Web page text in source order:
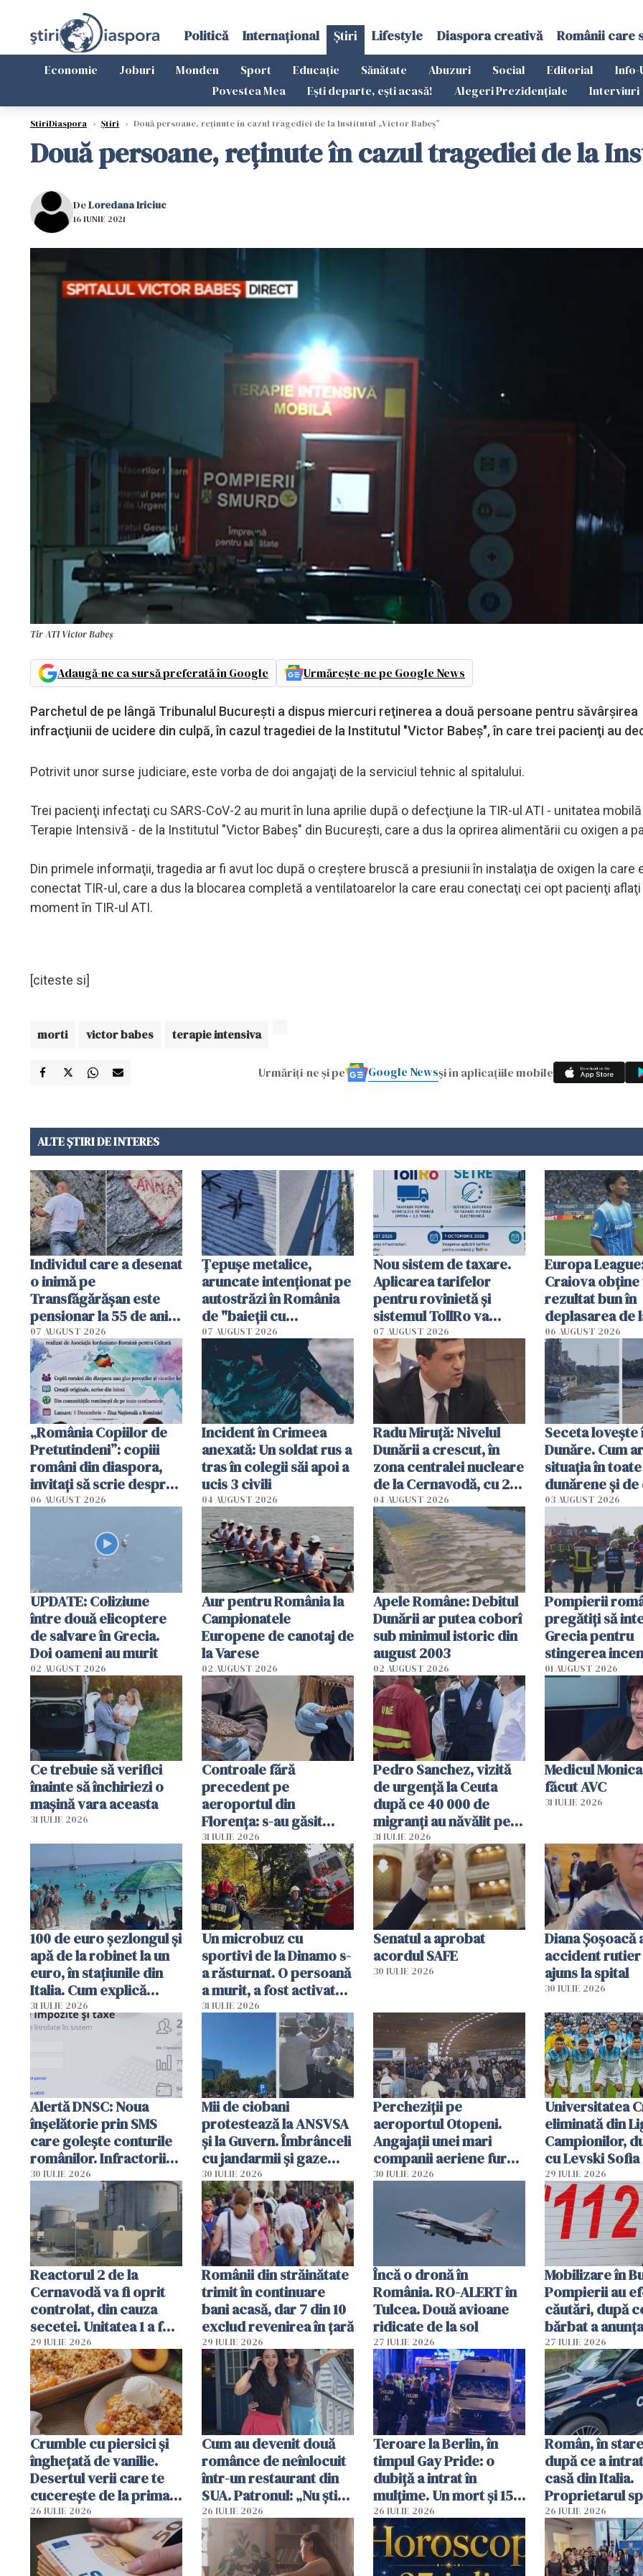
Politică Internațional Știri Lifestyle Diaspora creativă Românii care
Economie Joburi Monden Sport Educație Sănătate Abuzuri Social Editorial Info-
Povestea Mea
Ești departe, ești acasă! Alegeri Prezidențiale Interviuri
StiriDiaspora › Știri › Două persoane, reţinute în cazul tragediei de la Institutul „Victor Babeş”
Două persoane, reţinute în cazul tragediei de la
DeLoredana Iriciuc
16 IUNIE 2021
Tir ATI Victor Babeș
Adaugă-ne ca sursă preferată în Google Urmărește-ne pe Google News
Parchetul de pe lângă Tribunalul Bucureşti a dispus miercuri reţinerea a două persoane pentru săvârşirea
infracţiunii de ucidere din culpă, în cazul tragediei de la Institutul "Victor Babeş", în care trei pacienţi au
Potrivit unor surse judiciare, este vorba de doi angajaţi de la serviciul tehnic al spitalului.
Trei pacienţi infectaţi cu SARS-CoV-2 au murit în luna aprilie după o defecţiune la TIR-ul ATI - unitatea
Terapie Intensivă - de la Institutul "Victor Babeş" din Bucureşti, care a dus la oprirea alimentării cu oxigen a
Din primele informaţii, tragedia ar fi avut loc după o creştere bruscă a presiunii în instalaţia de oxigen la care
conectat TIR-ul, care a dus la blocarea completă a ventilatoarelor la care erau conectaţi cei opt pacienţi aflaţi
moment în TIR-ul ATI.
[citeste si]
morti victor babes terapie intensiva
Urmăriți-ne și pe Google Newsși în aplicațiile mobile
ALTE ȘTIRI DE INTERES
Individul care a desenat
o inimă pe
Transfăgărășan este
pensionar la 55 de ani.
Poliția l-a identificat
07 AUGUST 2026
Țepușe metalice,
aruncate intenționat pe
autostrăzi în România
de "baieții cu
platforme": "Mi-au
cerut 1200 lei să mă
tracteze"
07 AUGUST 2026
Nou sistem de taxare.
Aplicarea tarifelor
pentru rovinietă şi
sistemul TollRo va
începe la 1 octombrie
07 AUGUST 2026
Europa
Craiova obține
rezultat bun în
deplasarea de
06 AUGUST 2026
„România Copiilor de
Pretutindeni”: copiii
români din diaspora,
invitați să scrie despre
România într-un volum
06 AUGUST 2026
Incident în Crimeea
anexată: Un soldat rus a
tras în colegii săi apoi a
ucis 3 civili
04 AUGUST 2026
Radu Miruţă: Nivelul
Dunării a crescut, în
zona centralei nucleare
de la Cernavodă, cu 2
cm faţă de ziua trecută
04 AUGUST 2026
Seceta
Dunăre. Cum
situația în
dunărene și de
România
efectele, deși a
în iulie
03 AUGUST 2026
UPDATE: Coliziune
între două elicoptere
de salvare în Grecia.
Doi oameni au murit
02 AUGUST 2026
Aur pentru România la
Campionatele
Europene de canotaj de
la Varese
02 AUGUST 2026
Apele Române: Debitul
Dunării ar putea coborî
sub minimul istoric din
august 2003
02 AUGUST 2026
Pompierii
pregătiţi să
Grecia pentru
stingerea
01 AUGUST 2026
Ce trebuie să verifici
înainte să închiriezi o
mașină vara aceasta
31 IULIE 2026
Controale fără
precedent pe
aeroportul din
Florența: s-au găsit
capete de aligator și o
sumă imensă de bani
31 IULIE 2026
Pedro Sanchez, vizită
de urgență la Ceuta
după ce 40 000 de
migranți au năvălit pe
teritoriul spaniol: „Vom
mobiliza toate
resursele"
31 IULIE 2026
Medicul
făcut AVC
31 IULIE 2026
100 de euro șezlongul și
apă de la robinet la un
euro, în stațiunile din
Italia. Cum explică
autoritățile
31 IULIE 2026
Un microbuz cu
sportivi de la Dinamo s-
a răsturnat. O persoană
a murit, a fost activat
planul roșu de
31 IULIE 2026
Senatul a aprobat
acordul SAFE
30 IULIE 2026
Diana Șoșoacă
accident rutier
ajuns la spital
30 IULIE 2026
Alertă DNSC: Noua
înșelătorie prin SMS
care golește conturile
românilor. Infractorii
folosesc numele
Ghișeul.ro și al Poliției
Române
30 IULIE 2026
Mii de ciobani
protestează la ANSVSA
și la Guvern. Îmbrânceli
cu jandarmii și gaze
lacrimogene
30 IULIE 2026
Percheziții pe
aeroportul Otopeni.
Angajații unei mari
companii aeriene furau
parfumuri, ceasuri și
vânzării
30 IULIE 2026
Universitatea
eliminată din
Campionilor,
cu Levski Sofia
29 IULIE 2026
Reactorul 2 de la
Cernavodă va fi oprit
controlat, din cauza
secetei. Unitatea 1 a fost
deja oprită
29 IULIE 2026
Românii din străinătate
trimit în continuare
bani acasă, dar 7 din 10
exclud revenirea în țară
29 IULIE 2026
Încă o dronă în
România. RO-ALERT în
Tulcea. Două avioane
ridicate de la sol
27 IULIE 2026
Mobilizare în
Pompierii au
căutări, după
bărbat a
că a văzut un
luminos
27 IULIE 2026
Crumble cu piersici și
înghețată de vanilie.
Desertul verii care te
cucerește de la prima
lingură
26 IULIE 2026
Cum au devenit două
românce de neînlocuit
într-un restaurant din
SUA. Patronul: „Nu știu
ce o să mă fac fără voi”
26 IULIE 2026
Teroare la Berlin, în
timpul Gay Pride: o
dubiță a intrat în
mulțime. Un mort și 15
răniți
26 IULIE 2026
Român, în
după ce a
casă din Italia.
Proprietarul
s-a apărat cu
26 IULIE 2026